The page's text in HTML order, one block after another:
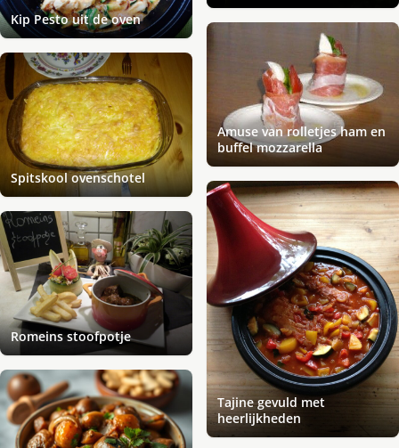
Kip Pesto uit de oven
Amuse van rolletjes ham en
buffel mozzarella
Spitskool ovenschotel
Tajine gevuld met
heerlijkheden
Romeins stoofpotje